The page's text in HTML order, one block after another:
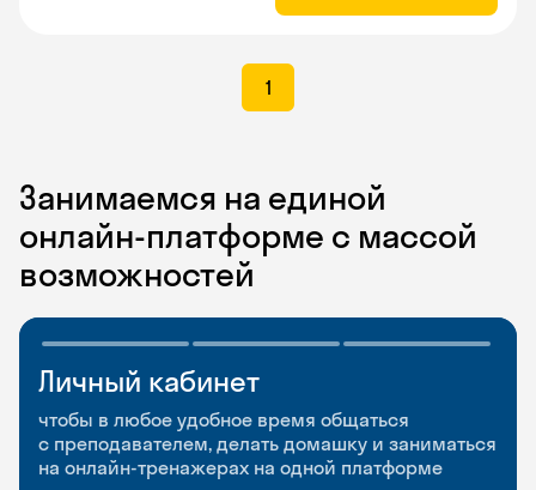
1
Занимаемся на единой
онлайн-платформе с массой
возможностей
Личный кабинет
чтобы в любое удобное время общаться
с преподавателем, делать домашку и заниматься
на онлайн-тренажерах на одной платформе
Мобильное
приложение
чтобы заниматься и изучать новые слова где
и когда удобно
Разговорные клубы
и Talks
Групповые занятия для разговорной практики
и индивидуальные встречи с преподавателями